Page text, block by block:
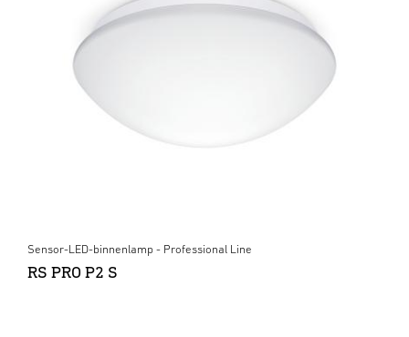
Sensor-LED-binnenlamp - Professional Line
RS PRO P2 S